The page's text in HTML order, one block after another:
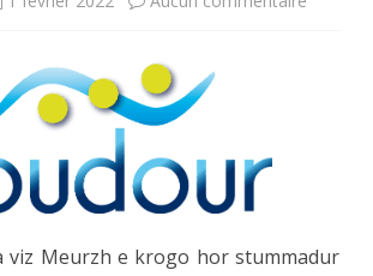
Lannion
viz Meurzh e krogo hor stummadur